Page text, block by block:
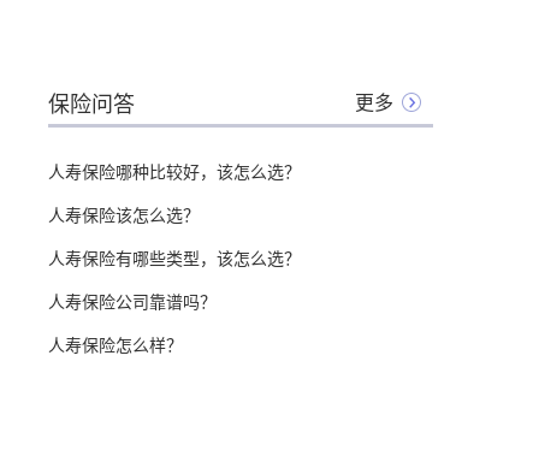
保险问答 更多
人寿保险哪种比较好，该怎么选？
人寿保险该怎么选？
人寿保险有哪些类型，该怎么选？
人寿保险公司靠谱吗？
人寿保险怎么样？